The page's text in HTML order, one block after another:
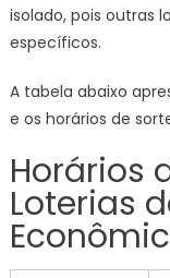
isolado, pois outras
específicos.
A tabela abaixo
e os horários de
Horários
Loterias